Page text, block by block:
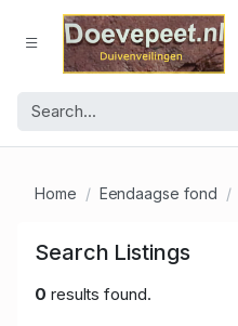
Home Eendaagse fond
Search Listings
0 results found.